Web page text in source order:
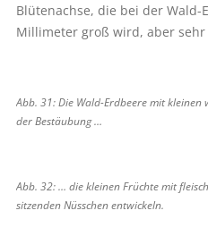
Blütenachse, die bei der
Millimeter groß wird, aber sehr
Abb. 31: Die Wald-Erdbeere mit kleinen
der ­Bestäubung …
Abb. 32: … die kleinen Früchte mit
sitzenden Nüsschen entwickeln.